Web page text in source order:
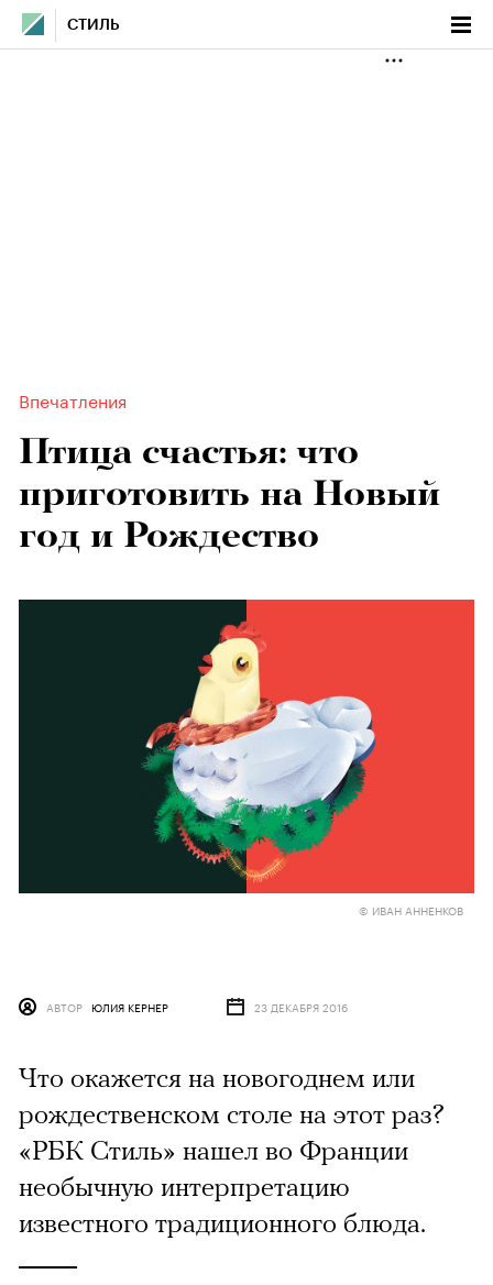
СТИЛЬ
Впечатления
Птица счастья: что
приготовить на Новый
год и Рождество
© ИВАН АННЕНКОВ
АВТОР ЮЛИЯ КЕРНЕР 23 ДЕКАБРЯ 2016
Что окажется на новогоднем или
рождественском столе на этот раз?
«РБК Стиль» нашел во Франции
необычную интерпретацию
известного традиционного блюда.